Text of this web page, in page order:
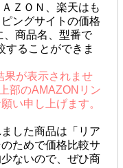
ＺＯＮ、楽天はも
ングサイトの価格
、商品名、型番で
することができま
が表示されませ
部のAMAZONリン
い申し上げます。
した商品は「リア
ためで価格比較サ
ないので、ぜひ商